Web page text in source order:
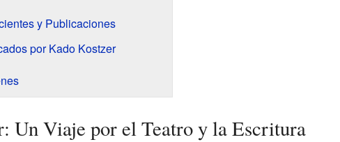
y Publicaciones
por Kado Kostzer
Un Viaje por el Teatro y la Escritura